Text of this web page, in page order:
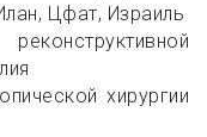
Цфат, Израиль
хирургии